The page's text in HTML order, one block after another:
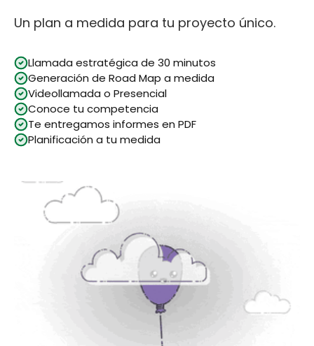
Un plan a medida para tu proyecto único.
Llamada estratégica de 30 minutos
Generación de Road Map a medida
Videollamada o Presencial
Conoce tu competencia
Te entregamos informes en PDF
Planificación a tu medida